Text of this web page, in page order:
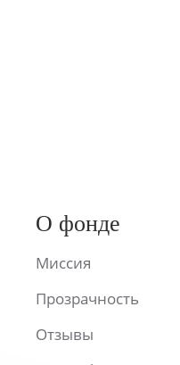
О фонде
Миссия
Прозрачность
Отзывы